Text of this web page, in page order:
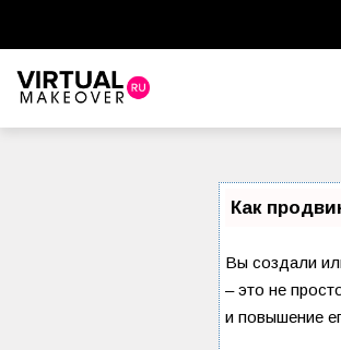
Как
Вы создали
– это не
и повышение